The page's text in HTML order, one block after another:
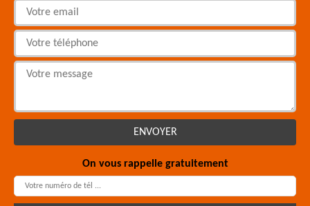
On vous rappelle gratuitement